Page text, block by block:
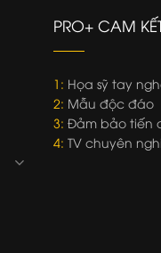
PRO+ CAM
1: Họa sỹ tay
2: Mẫu độc đáo
3: Đảm bảo tiến
4: TV chuyên